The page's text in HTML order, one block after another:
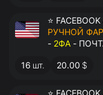
⭐
РУЧНОЙ
- 2ФА -
ИНТЕРЕСЫ
В
16 шт. 20.00 $